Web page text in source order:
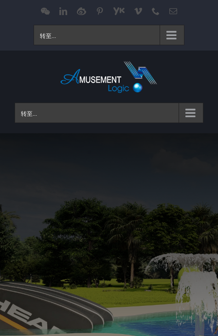
WeChatLinkedIn
Weibo Pinterest
Youku Vimeo Phone电
转至...
转至...